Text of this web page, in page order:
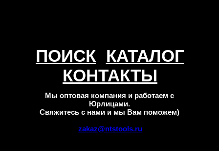
КОНТАКТЫ
ПОИСК
zakaz@ntstools.ru
КАТАЛОГ
Мы оптовая компания и работаем с
Юрлицами.
Свяжитесь с нами и мы Вам поможем)